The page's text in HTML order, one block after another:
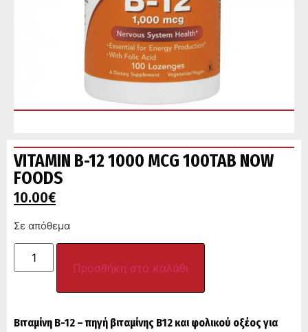
VITAMIN B-12 1000 MCG 100TAB NOW
FOODS
10.00€
Σε απόθεμα
Προσθήκη στο καλάθι
Βιταμίνη Β-12 – πηγή βιταμίνης Β12 και φολικού οξέος για